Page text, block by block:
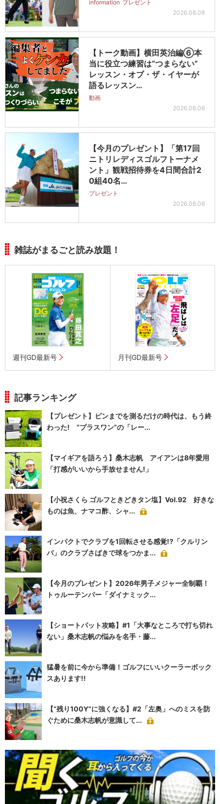
information プレゼント
2026.08.08
【トーク動画】横田英治編⑥本
当に役立つ練習は“つまらない”
レッスン・オブ・ザ・イヤーが
語るレッスン…
動画
2026.08.06
【今月のプレゼント】「第17回
ニトリレディスゴルフトーナメ
ント」観戦招待券を4日間合計2
0組40名…
プレゼント
2026.08.06
雑誌がまるごと読み放題！
週刊GD最新号 月刊GD最新号
記事ランキング
【プレゼント】ピンまでを測るだけの時代は、もう終
わった! “プラスワン”の「レー...
【マイギアを語ろう】桑木志帆 アイアンは8年愛用
「打感がいいから手放せません!」
【小祝さくら ゴルフときどきタン塩】Vol.92 好きな
ものは魚、ナマコ酢、シャ...
インパクトでクラブを1回転させる感覚!?「クルリン
パ」のクラブさばきで球をつかま...
【今月のプレゼント】2026年男子メジャー全制覇！
トゥルーテンパー「ダイナミック...
【ショートパット攻略】#1「大事なところで打ち切れ
ない」桑木志帆の悩みを名手・藤...
猛暑を前に今から準備！ゴルフにいいクーラーボック
スあります!!
【“残り100Y”に強くなる】#2「左奥」へのミスを防
ぐために桑木志帆が意識して...